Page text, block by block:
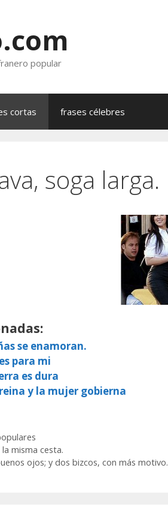
popular
cortas frases célebres
soga larga.
se enamoran.
para mi
es dura
y la mujer gobierna
misma cesta.
ojos; y dos bizcos, con más motivo.